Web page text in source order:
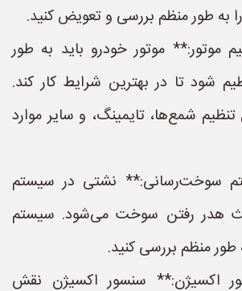
به طور منظم بررسی و تعویض کنید.
موتور:** موتور خودرو باید به طور
شود تا در بهترین شرایط کار کند.
شمع‌ها، تایمینگ، و سایر موارد
سوخت‌رسانی:** نشتی در سیستم
هدر رفتن سوخت می‌شود. سیستم
منظم بررسی کنید.
اکسیژن:** سنسور اکسیژن نقش